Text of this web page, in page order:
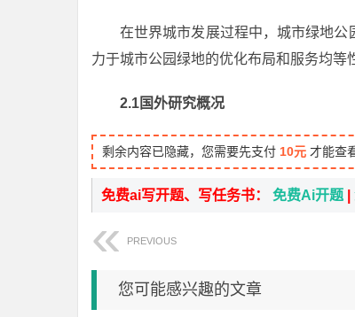
在世界城市发展过程中，城市绿地
力于城市公园绿地的优化布局和服务均等
2.1国外研究概况
剩余内容已隐藏，您需要先支付 10元 才能查
免费ai写开题、写任务书： 免费Ai开题
PREVIOUS
您可能感兴趣的文章